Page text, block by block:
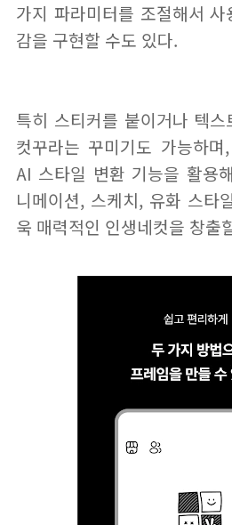
가지 파라미터를 조절해서
감을 구현할 수도 있다.
특히 스티커를 붙이거나 텍
컷꾸라는 꾸미기도 가능하
AI 스타일 변환 기능을 활용
니메이션, 스케치, 유화 스타
욱 매력적인 인생네컷을 창출